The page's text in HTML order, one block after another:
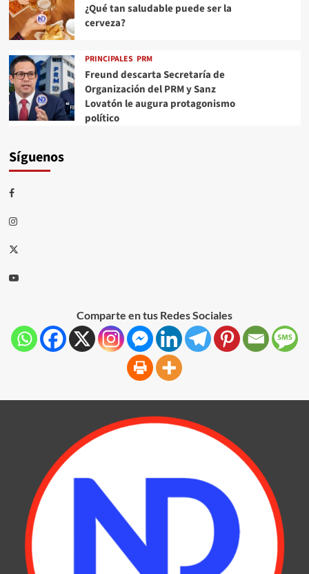
¿Qué tan saludable puede ser la
cerveza?
PRINCIPALES PRM
Freund descarta Secretaría de
Organización del PRM y Sanz
Lovatón le augura protagonismo
político
Síguenos
Comparte en tus Redes Sociales